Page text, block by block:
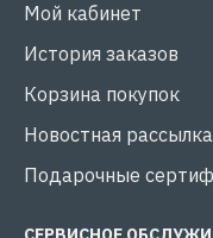
Мой кабинет
История заказов
Корзина покупок
Новостная рассылка
Подарочные